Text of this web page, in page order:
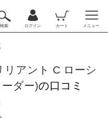
検索 ログイン カート メニュー
アント C ローシ
ダー)の口コミ